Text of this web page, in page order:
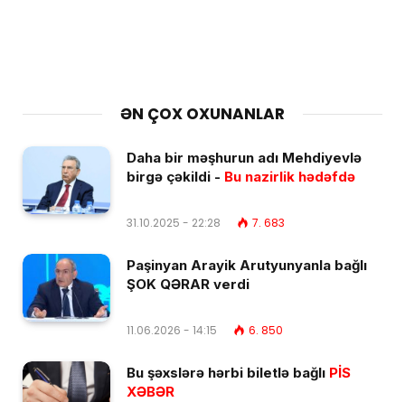
ƏN ÇOX OXUNANLAR
Daha bir məşhurun adı Mehdiyevlə
birgə çəkildi - Bu nazirlik hədəfdə
31.10.2025 - 22:28 7. 683
Paşinyan Arayik Arutyunyanla bağlı
ŞOK QƏRAR verdi
11.06.2026 - 14:15 6. 850
Bu şəxslərə hərbi biletlə bağlı PİS
XƏBƏR